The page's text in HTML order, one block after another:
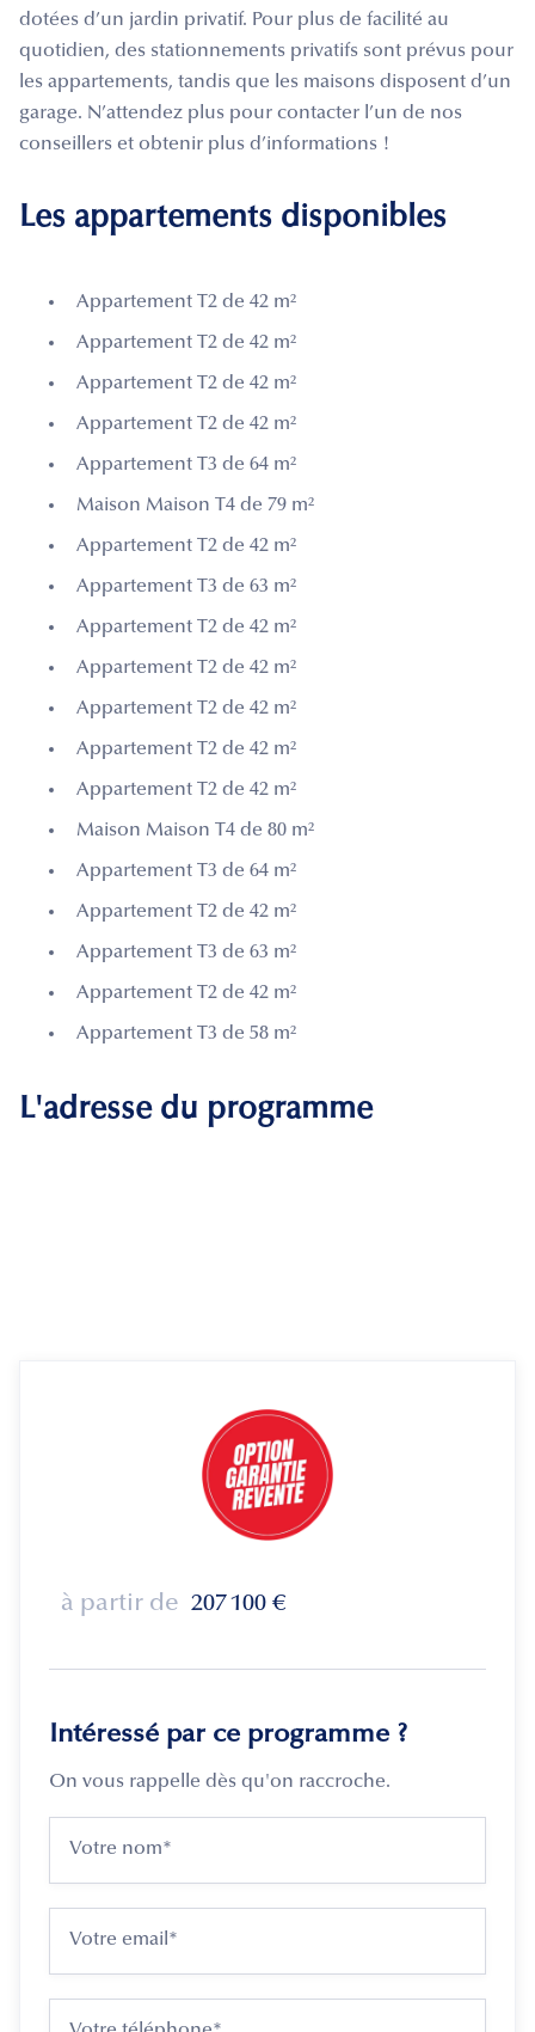
dotées d’un jardin privatif. Pour plus de facilité au
quotidien, des stationnements privatifs sont prévus pour
les appartements, tandis que les maisons disposent d’un
garage. N’attendez plus pour contacter l’un de nos
conseillers et obtenir plus d’informations !
Les appartements disponibles
Appartement T2 de 42 m²
Appartement T2 de 42 m²
Appartement T2 de 42 m²
Appartement T2 de 42 m²
Appartement T3 de 64 m²
Maison Maison T4 de 79 m²
Appartement T2 de 42 m²
Appartement T3 de 63 m²
Appartement T2 de 42 m²
Appartement T2 de 42 m²
Appartement T2 de 42 m²
Appartement T2 de 42 m²
Appartement T2 de 42 m²
Maison Maison T4 de 80 m²
Appartement T3 de 64 m²
Appartement T2 de 42 m²
Appartement T3 de 63 m²
Appartement T2 de 42 m²
Appartement T3 de 58 m²
L'adresse du programme
à partir de 207 100 €
Intéressé par ce programme ?
On vous rappelle dès qu'on raccroche.